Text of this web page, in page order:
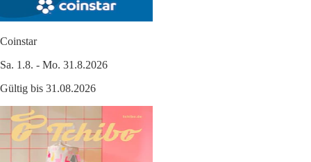
Coinstar
Sa. 1.8. - Mo. 31.8.2026
Gültig bis 31.08.2026